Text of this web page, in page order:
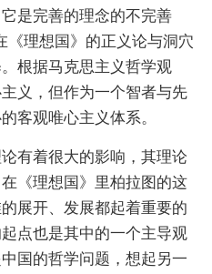
是完善的理念的不完善
《理想国》的正义论与洞穴
根据马克思主义哲学观
义，但作为一个智者与先
客观唯心主义体系。
有着很大的影响，其理论
《理想国》里柏拉图的这
展开、发展都起着重要的
点也是其中的一个主导观
国的哲学问题，想起另一